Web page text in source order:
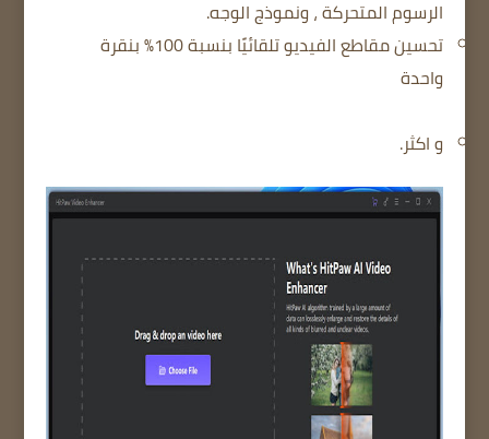
الرسوم المتحركة ، ونموذج الوجه.
تحسين مقاطع الفيديو تلقائيًا بنسبة 100٪ بنقرة
واحدة
و اكثر.